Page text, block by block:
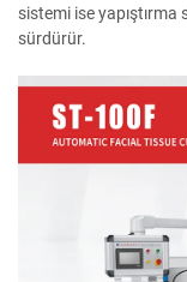
sistemi ise
sürdürür.